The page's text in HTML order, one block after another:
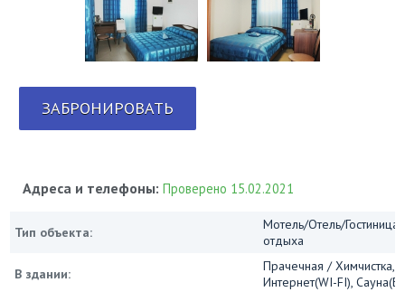
ЗАБРОНИРОВАТЬ
Адреса и телефоны:Проверено 15.02.2021
Тип объекта:
Мотель/Отель/
отдыха
В здании:
Прачечная / Химчистка,
Интернет(WI-FI),